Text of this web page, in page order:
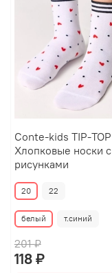
Conte-kids TIP-TOP
Хлопковые носки с
рисунками
20 22
белый т.синий
201 ₽
118 ₽